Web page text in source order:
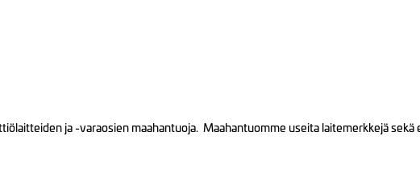
ja -varaosien maahantuoja. Maahantuomme useita laitemerkkejä